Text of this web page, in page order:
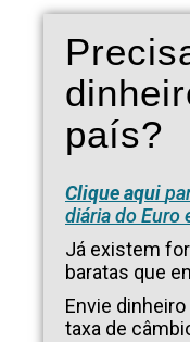
país?
Clique aqui
diária do Euro
Já existem
baratas que
Envie
taxa de